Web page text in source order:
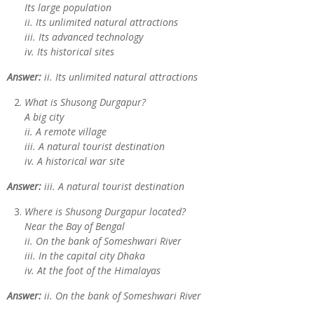
Its large population
ii. Its unlimited natural attractions
iii. Its advanced technology
iv. Its historical sites
Answer: ii. Its unlimited natural attractions
What is Shusong Durgapur?
A big city
ii. A remote village
iii. A natural tourist destination
iv. A historical war site
Answer: iii. A natural tourist destination
Where is Shusong Durgapur located?
Near the Bay of Bengal
ii. On the bank of Someshwari River
iii. In the capital city Dhaka
iv. At the foot of the Himalayas
Answer: ii. On the bank of Someshwari River